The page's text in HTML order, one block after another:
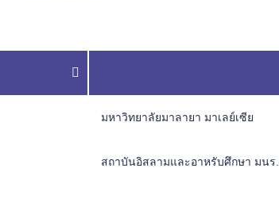
มหาวิทยาลัยมาลายา มาเลย์เซีย
สถาบันอิสลามและอาหรับศึกษา มนร.